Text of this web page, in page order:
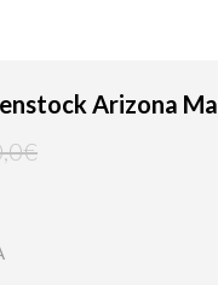
Arizona